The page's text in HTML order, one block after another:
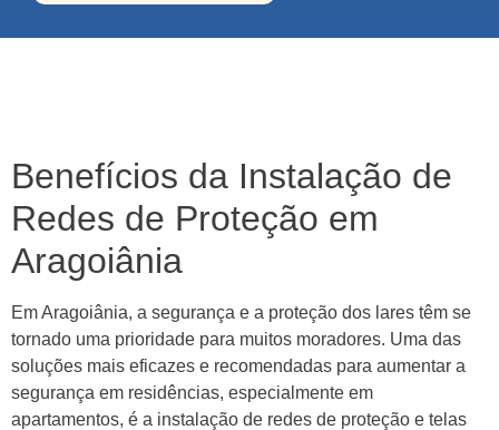
Benefícios da Instalação de
Redes de Proteção em
Aragoiânia
Em Aragoiânia, a segurança e a proteção dos lares têm se
tornado uma prioridade para muitos moradores. Uma das
soluções mais eficazes e recomendadas para aumentar a
segurança em residências, especialmente em
apartamentos, é a instalação de redes de proteção e telas